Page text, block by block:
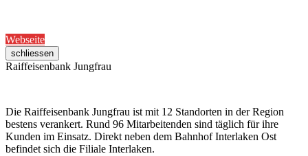
Webseite
schliessen
Raiffeisenbank Jungfrau
Die Raiffeisenbank Jungfrau ist mit 12 Standorten in der Region
bestens verankert. Rund 96 Mitarbeitenden sind täglich für ihre
Kunden im Einsatz. Direkt neben dem Bahnhof Interlaken Ost
befindet sich die Filiale Interlaken.